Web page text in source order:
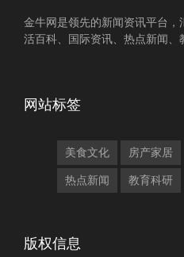
金牛网是领先的新闻资讯平台
活百科、国际资讯、热点新闻、
网站标签
美食文化 房产家居
热点新闻 教育科研
版权信息